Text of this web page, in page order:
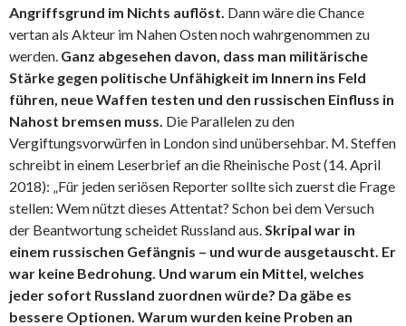
Angriffsgrund im Nichts auflöst. Dann wäre die Chance
vertan als Akteur im Nahen Osten noch wahrgenommen zu
werden. Ganz abgesehen davon, dass man militärische
Stärke gegen politische Unfähigkeit im Innern ins Feld
führen, neue Waffen testen und den russischen Einfluss in
Nahost bremsen muss. Die Parallelen zu den
Vergiftungsvorwürfen in London sind unübersehbar. M. Steffen
schreibt in einem Leserbrief an die Rheinische Post (14. April
2018): „Für jeden seriösen Reporter sollte sich zuerst die Frage
stellen: Wem nützt dieses Attentat? Schon bei dem Versuch
der Beantwortung scheidet Russland aus.Skripal war in
einem russischen Gefängnis – und wurde ausgetauscht. Er
war keine Bedrohung. Und warum ein Mittel, welches
jeder sofort Russland zuordnen würde? Da gäbe es
bessere Optionen. Warum wurden keine Proben an